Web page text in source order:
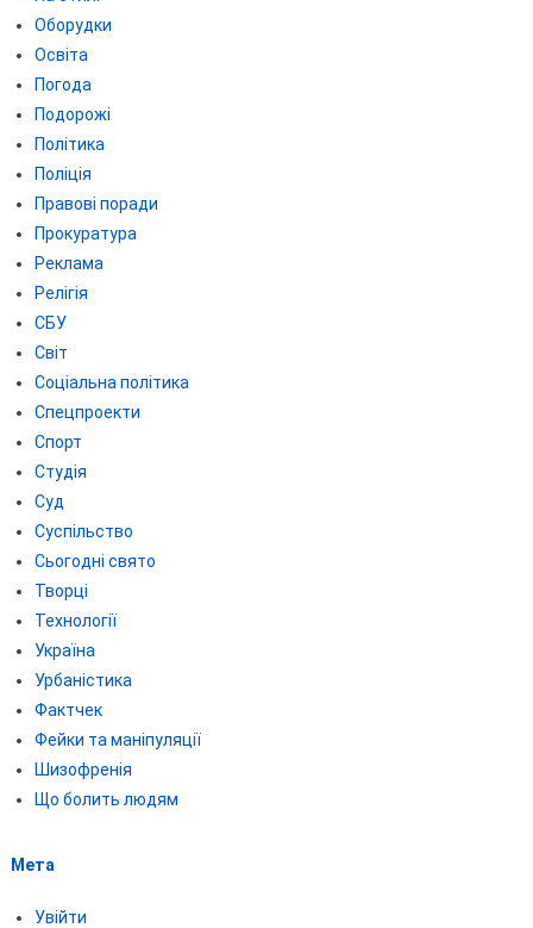
Оборудки
Освіта
Погода
Подорожі
Політика
Поліція
Правові поради
Прокуратура
Реклама
Релігія
СБУ
Світ
Соціальна політика
Спецпроекти
Спорт
Студія
Суд
Суспільство
Сьогодні свято
Творці
Технології
Україна
Урбаністика
Фактчек
Фейки та маніпуляції
Шизофренія
Що болить людям
Мета
Увійти